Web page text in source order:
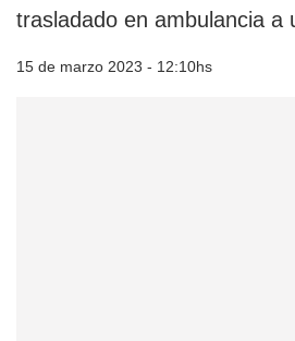
trasladado en ambulancia a
15 de marzo 2023 - 12:10hs